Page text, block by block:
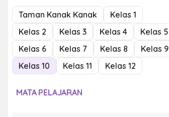
Taman Kanak Kanak
Kelas 1
Kelas 2
Kelas 3 Kelas 4
Kelas 5
Kelas 6
Kelas 7 Kelas 8
Kelas 9
Kelas 10
Kelas 11 Kelas 12
MATA PELAJARAN